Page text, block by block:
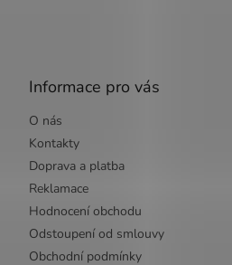
Informace pro vás
O nás
Kontakty
Doprava a platba
Reklamace
Hodnocení obchodu
Odstoupení od smlouvy
Obchodní podmínky